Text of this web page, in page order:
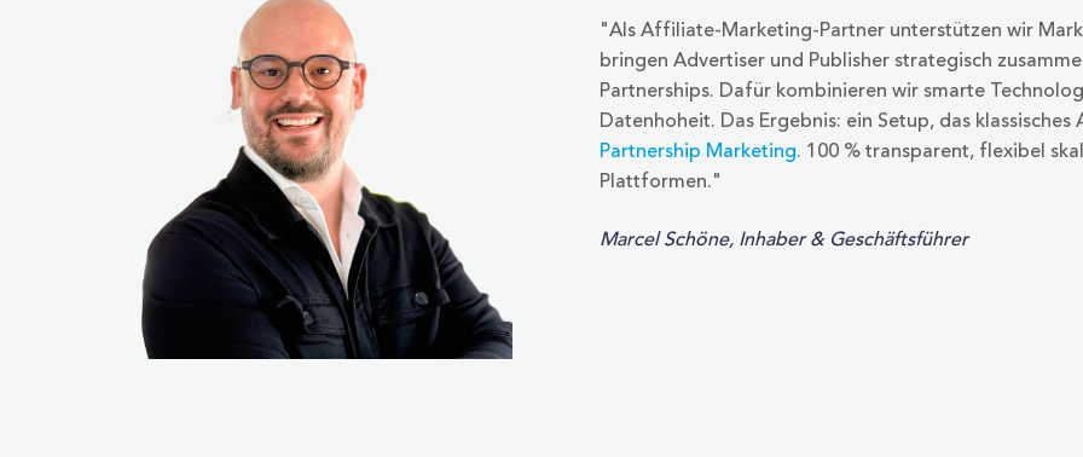
"Als Affiliate-Marketing-Partner unterstützen wir
bringen Advertiser und Publisher strategisch
Partnerships. Dafür kombinieren wir smarte
Datenhoheit. Das Ergebnis: ein Setup, das
Partnership Marketing. 100 % transparent, flexibel
Plattformen."
Marcel Schöne, Inhaber & Geschäftsführer